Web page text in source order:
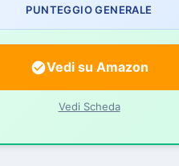
PUNTEGGIO GENERALE
Vedi su Amazon
Vedi Scheda